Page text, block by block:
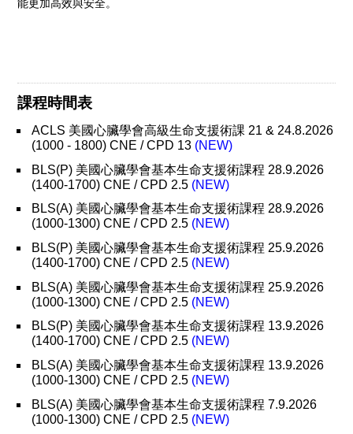
能更加高效與安全。
課程時間表
ACLS 美國心臟學會高級生命支援術課 21 & 24.8.2026
(1000 - 1800) CNE / CPD 13 (NEW)
BLS(P) 美國心臟學會基本生命支援術課程 28.9.2026
(1400-1700) CNE / CPD 2.5 (NEW)
BLS(A) 美國心臟學會基本生命支援術課程 28.9.2026
(1000-1300) CNE / CPD 2.5 (NEW)
BLS(P) 美國心臟學會基本生命支援術課程 25.9.2026
(1400-1700) CNE / CPD 2.5 (NEW)
BLS(A) 美國心臟學會基本生命支援術課程 25.9.2026
(1000-1300) CNE / CPD 2.5 (NEW)
BLS(P) 美國心臟學會基本生命支援術課程 13.9.2026
(1400-1700) CNE / CPD 2.5 (NEW)
BLS(A) 美國心臟學會基本生命支援術課程 13.9.2026
(1000-1300) CNE / CPD 2.5 (NEW)
BLS(A) 美國心臟學會基本生命支援術課程 7.9.2026
(1000-1300) CNE / CPD 2.5 (NEW)